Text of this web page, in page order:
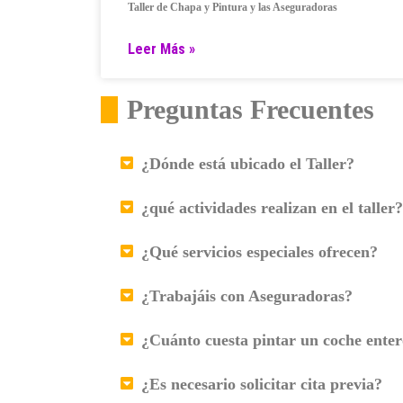
Taller de Chapa y Pintura y las Aseguradoras
Leer Más »
Preguntas Frecuentes
¿Dónde está ubicado el Taller?
¿qué actividades realizan en el taller?
¿Qué servicios especiales ofrecen?
¿Trabajáis con Aseguradoras?
¿Cuánto cuesta pintar un coche
¿Es necesario solicitar cita previa?